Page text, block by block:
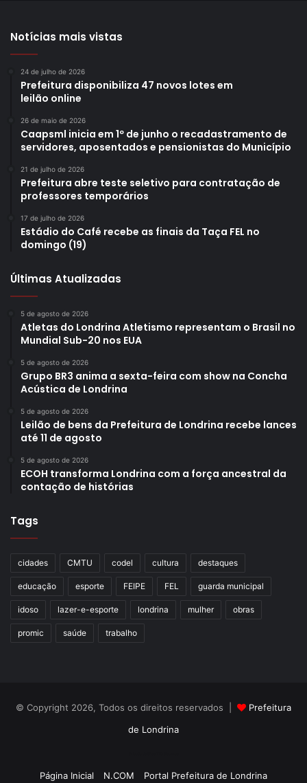
Notícias mais vistas
24 de julho de 2026
Prefeitura disponibiliza 47 novos lotes em
leilão online
26 de maio de 2026
Caapsml inicia em 1º de junho o recadastramento de
servidores, aposentados e pensionistas do Município
21 de julho de 2026
Prefeitura abre teste seletivo para contratação de
professores temporários
17 de julho de 2026
Estádio do Café recebe as finais da Taça FEL no
domingo (19)
Últimas Atualizadas
5 de agosto de 2026
Atletas do Londrina Atletismo representam o Brasil no
Mundial Sub-20 nos EUA
5 de agosto de 2026
Grupo BR3 anima a sexta-feira com show na Concha
Acústica de Londrina
5 de agosto de 2026
Leilão de bens da Prefeitura de Londrina recebe lances
até 11 de agosto
5 de agosto de 2026
ECOH transforma Londrina com a força ancestral da
contação de histórias
Tags
cidades CMTU codel cultura destaques
educação esporte FEIPE FEL guarda municipal
idoso lazer-e-esporte londrina mulher obras
promic saúde trabalho
© Copyright 2026, Todos os direitos reservados |
Prefeitura
de Londrina
Página Inicial N.COM Portal Prefeitura de Londrina